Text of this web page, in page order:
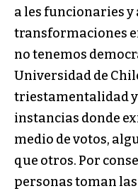
a les funcionaries y
transformaciones
no tenemos
Universidad de
triestamentalidad y
instancias donde
medio de votos,
que otros. Por
personas toman